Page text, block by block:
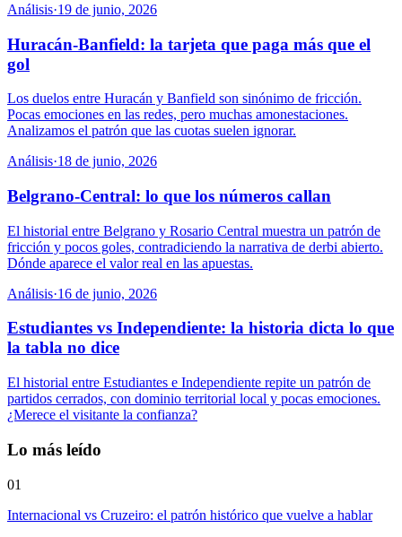
Análisis·19 de junio, 2026
Huracán-Banfield: la tarjeta que paga más que el
gol
Los duelos entre Huracán y Banfield son sinónimo de fricción.
Pocas emociones en las redes, pero muchas amonestaciones.
Analizamos el patrón que las cuotas suelen ignorar.
Análisis·18 de junio, 2026
Belgrano-Central: lo que los números callan
El historial entre Belgrano y Rosario Central muestra un patrón de
fricción y pocos goles, contradiciendo la narrativa de derbi abierto.
Dónde aparece el valor real en las apuestas.
Análisis·16 de junio, 2026
Estudiantes vs Independiente: la historia dicta lo que
la tabla no dice
El historial entre Estudiantes e Independiente repite un patrón de
partidos cerrados, con dominio territorial local y pocas emociones.
¿Merece el visitante la confianza?
Lo más leído
01
Internacional vs Cruzeiro: el patrón histórico que vuelve a hablar